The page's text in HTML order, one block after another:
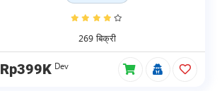
269 बिक्री
Rp399K Dev